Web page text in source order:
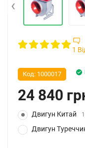
‹
1
Код: 1000017
24 840
Двигун Китай
Двигун